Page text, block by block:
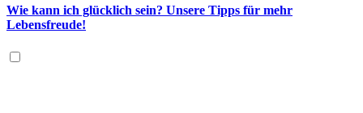
Wie kann ich glücklich sein? Unsere Tipps für mehr
Lebensfreude!